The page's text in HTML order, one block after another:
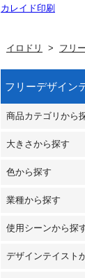
カレイド印刷
イロドリ フリ
フリーデザイン
商品カテゴリから
大きさから探す
色から探す
業種から探す
使用シーンから探
デザインテイスト